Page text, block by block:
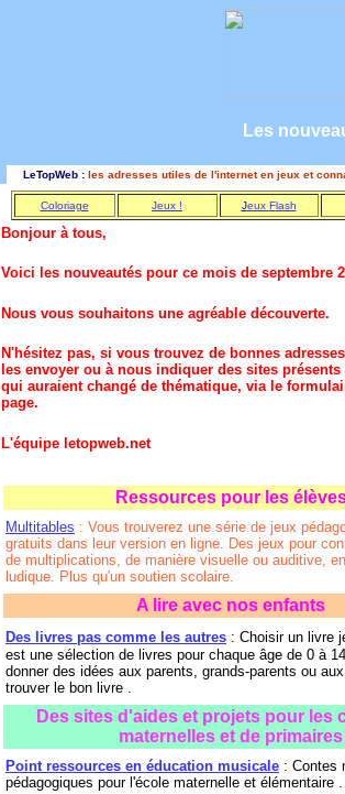
Les
LeTopWeb : les adresses utiles de l'internet en jeux et
Coloriage Jeux ! Jeux Flash
Bonjour à tous,
Voici les nouveautés pour ce mois de septembre
Nous vous souhaitons une agréable découverte.
N'hésitez pas, si vous trouvez de bonnes
les envoyer ou à nous indiquer des sites
qui auraient changé de thématique, via le
page.
L'équipe letopweb.net
Ressources pour les
Multitables : Vous trouverez une série de jeux
gratuits dans leur version en ligne. Des jeux pour
de multiplications, de manière visuelle ou auditive,
ludique. Plus qu'un soutien scolaire.
A lire avec nos enfants
Des livres pas comme les autres : Choisir un livre
est une sélection de livres pour chaque âge de 0 à
donner des idées aux parents, grands-parents ou
trouver le bon livre .
Des sites d'aides et projets pour les
maternelles et de primaires
Point ressources en éducation musicale : Contes
pédagogiques pour l'école maternelle et élémentaire .